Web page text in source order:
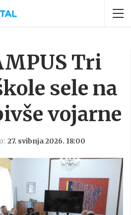
Tri
sele na
vojarne
27. svibnja 2026. 18:00